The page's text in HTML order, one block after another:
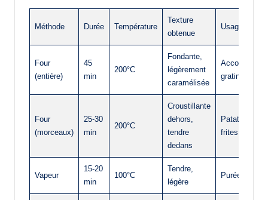
Méthode Durée Température
Texture
obtenue
Usage idéal
Four
(entière)
45
min
200°C
Fondante,
légèrement
caramélisée
gratins
Four
(morceaux)
25-30
min
200°C
Croustillante
dehors,
tendre
dedans
Patates
frites
Vapeur
15-20
min
100°C
Tendre,
légère
Purées,